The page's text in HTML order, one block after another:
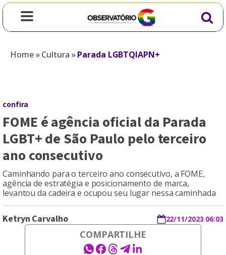
Home»Cultura »Parada LGBTQIAPN+
confira
FOME é agência oficial da Parada
LGBT+ de São Paulo pelo terceiro
ano consecutivo
Caminhando para o terceiro ano consecutivo, a FOME,
agência de estratégia e posicionamento de marca,
levantou da cadeira e ocupou seu lugar nessa caminhada
Ketryn Carvalho 22/11/2023 06:03
COMPARTILHE